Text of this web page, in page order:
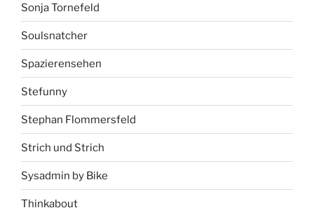
Sonja Tornefeld
Soulsnatcher
Spazierensehen
Stefunny
Stephan Flommersfeld
Strich und Strich
Sysadmin by Bike
Thinkabout